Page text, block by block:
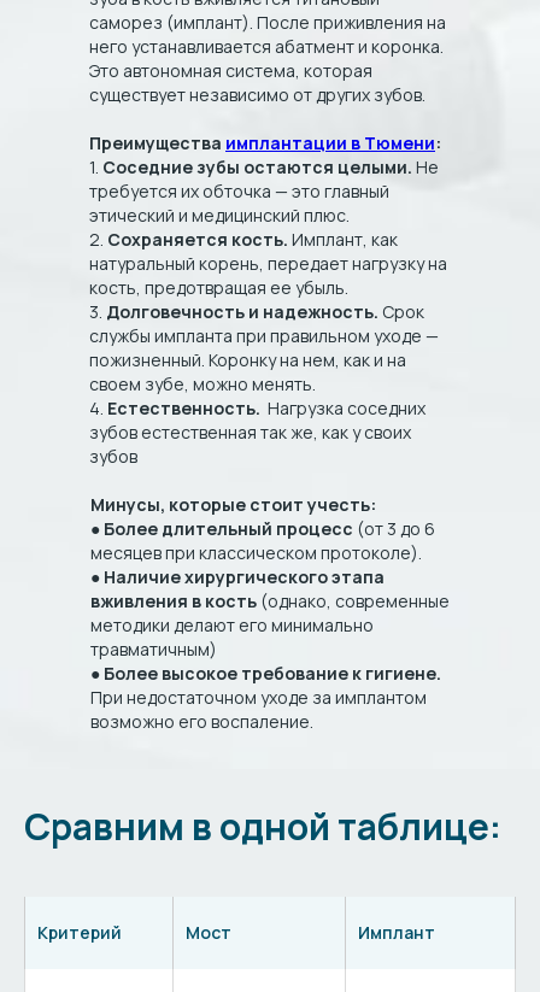
Минусы, которые стоит учесть:
● Более длительный процесс (от 3 до 6
месяцев при классическом протоколе).
● Наличие хирургического этапа
вживления в кость (однако, современные
методики делают его минимально
травматичным)
● Более высокое требование к гигиене.
При недостаточном уходе за имплантом
возможно его воспаление.
саморез (имплант). После приживления на
него устанавливается абатмент и коронка.
Это автономная система, которая
существует независимо от других зубов.
Преимущества имплантации в Тюмени:
1. Соседние зубы остаются целыми. Не
требуется их обточка — это главный
этический и медицинский плюс.
2. Сохраняется кость. Имплант, как
натуральный корень, передает нагрузку на
кость, предотвращая ее убыль.
3. Долговечность и надежность. Срок
службы импланта при правильном уходе —
пожизненный. Коронку на нем, как и на
своем зубе, можно менять.
4. Естественность. Нагрузка соседних
зубов естественная так же, как у своих
зубов
Сравним в одной таблице:
Критерий Мост Имплант